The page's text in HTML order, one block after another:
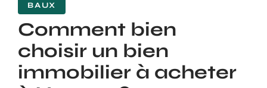
BAUX
Comment bien
choisir un bien
immobilier à acheter